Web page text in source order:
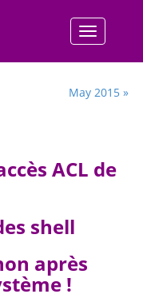
Menu
May 2015 »
ACL de
shell
après
!